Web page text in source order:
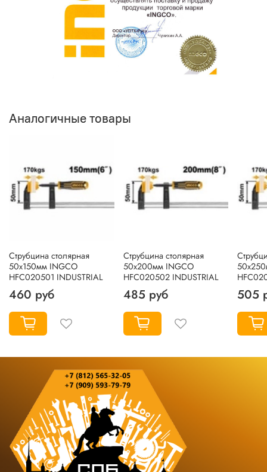
Аналогичные товары
Струбцина столярная
50х150мм INGCO
HFC020501 INDUSTRIAL
460 руб
Струбцина столярная
50х200мм INGCO
HFC020502 INDUSTRIAL
485 руб 505